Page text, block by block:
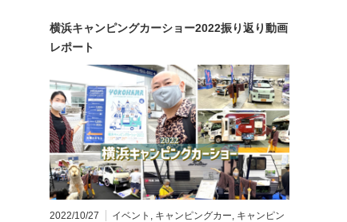
横浜キャンピングカーショー2022振り返り動画
レポート
2022/10/27 イベント , キャンピングカー, キャンピン